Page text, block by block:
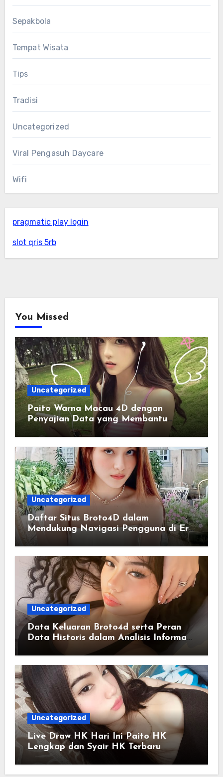
Sepakbola
Tempat Wisata
Tips
Tradisi
Uncategorized
Viral Pengasuh Daycare
Wifi
pragmatic play login
slot qris 5rb
You Missed
Uncategorized
Paito Warna Macau 4D dengan
Penyajian Data yang Membantu
Memahami Pola Informasi Secara
Uncategorized
Daftar Situs Broto4D dalam
Mendukung Navigasi Pengguna di Era
Digital Terintegrasi
Uncategorized
Data Keluaran Broto4d serta Peran
Data Historis dalam Analisis Informasi
Uncategorized
Live Draw HK Hari Ini Paito HK
Lengkap dan Syair HK Terbaru